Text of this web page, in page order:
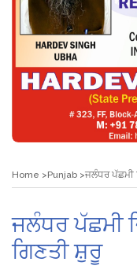
Home Punjab ਜਲੰਧਰ ਪੱਛਮੀ
ਜਲੰਧਰ ਪੱਛਮੀ
ਗਿਣਤੀ ਸ਼ੁਰੂ